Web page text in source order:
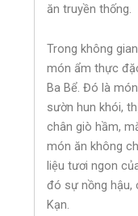
ăn truyền thống.
Trong không
món ẩm thực
Ba Bể. Đó là
sườn hun khói,
chân giò hầm,
món ăn không
liệu tươi ngon
đó sự nồng hậu,
Kạn.